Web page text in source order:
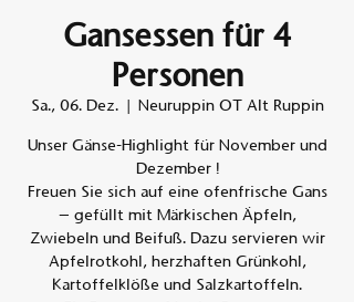
Gansessen für 4
Personen
Sa., 06. Dez.
  |
Neuruppin OT Alt Ruppin
Unser Gänse-Highlight für November und
Dezember !
Freuen Sie sich auf eine ofenfrische Gans
– gefüllt mit Märkischen Äpfeln,
Zwiebeln und Beifuß. Dazu servieren wir
Apfelrotkohl, herzhaften Grünkohl,
Kartoffelklöße und Salzkartoffeln.